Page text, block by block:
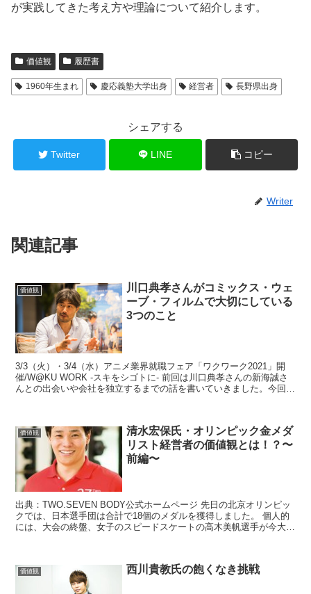
が実践してきた考え方や理論について紹介します。
価値観 履歴書
1960年生まれ 慶応義塾大学出身 経営者 長野県出身
シェアする
Twitter LINE コピー
Writer
関連記事
価値観
川口典孝さんがコミックス・ウェ
ーブ・フィルムで大切にしている
3つのこと
3/3（火）・3/4（水）アニメ業界就職フェア「ワクワーク2021」開
催/W@KU WORK -スキをシゴトに- 前回は川口典孝さんの新海誠さ
んとの出会いや会社を独立するまでの話を書いていきました。今回
価値観
清水宏保氏・オリンピック金メダ
リスト経営者の価値観とは！？〜
前編〜
出典：TWO.SEVEN BODY公式ホームページ 先日の北京オリンピッ
クでは、日本選手団は合計で18個のメダルを獲得しました。 個人的
には、大会の終盤、女子のスピードスケートの高木美帆選手が今大会
価値観 西川貴教氏の飽くなき挑戦